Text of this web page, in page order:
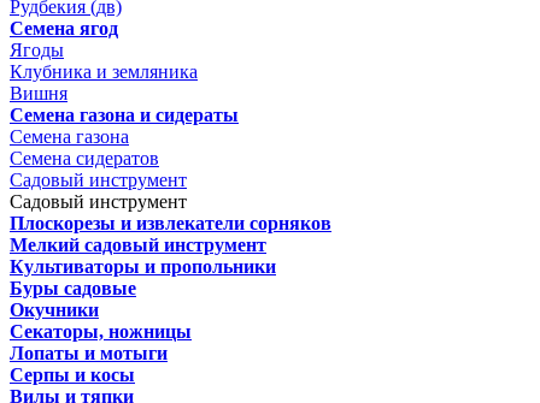
Рудбекия (дв)
Семена ягод
Ягоды
Клубника и земляника
Вишня
Семена газона и сидераты
Семена газона
Семена сидератов
Садовый инструмент
Садовый инструмент
Плоскорезы и извлекатели сорняков
Мелкий садовый инструмент
Культиваторы и пропольники
Буры садовые
Окучники
Секаторы, ножницы
Лопаты и мотыги
Серпы и косы
Вилы и тяпки